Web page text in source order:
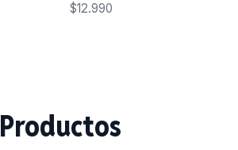
$12.990
Productos